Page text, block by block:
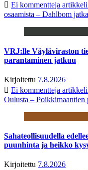
Ei kommentteja
osaamista – Dahlbom
VRJ:lle Väyläviraston
parantaminen jatkuu
Kirjoitettu 7.8.2026
Ei kommentteja
Oulusta – Poikkimaantien
Sahateollisuudella
puunhinta ja heikko
Kirjoitettu 7.8.2026